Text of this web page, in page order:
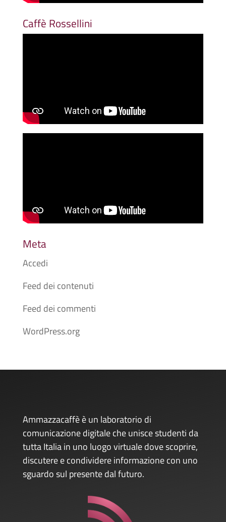
Caffè Rossellini
Meta
Accedi
Feed dei contenuti
Feed dei commenti
WordPress.org
Ammazzacaffè è un laboratorio di
comunicazione digitale che unisce studenti da
tutta Italia in uno luogo virtuale dove scoprire,
discutere e condividere informazione con uno
sguardo sul presente dal futuro.